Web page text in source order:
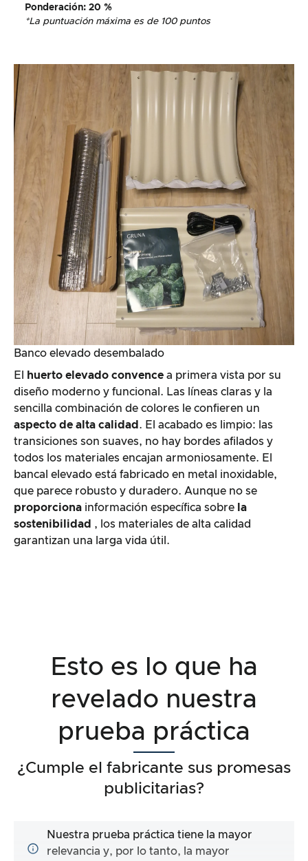
Ponderación: 20 %
*La puntuación máxima es de 100 puntos
Banco elevado desembalado
El
huerto elevado convence a primera vista por su
diseño moderno y funcional. Las líneas claras y la
sencilla combinación de colores le confieren un
aspecto de alta calidad . El acabado es limpio: las
transiciones son suaves, no hay bordes afilados y
todos los materiales encajan armoniosamente. El
bancal elevado está fabricado en metal inoxidable,
que parece robusto y duradero. Aunque no se
proporciona información específica sobre la
sostenibilidad , los materiales de alta calidad
garantizan una larga vida útil.
Esto es lo que ha
revelado nuestra
prueba práctica
¿Cumple el fabricante sus promesas
publicitarias?
Nuestra prueba práctica tiene la mayor
relevancia y, por lo tanto, la mayor